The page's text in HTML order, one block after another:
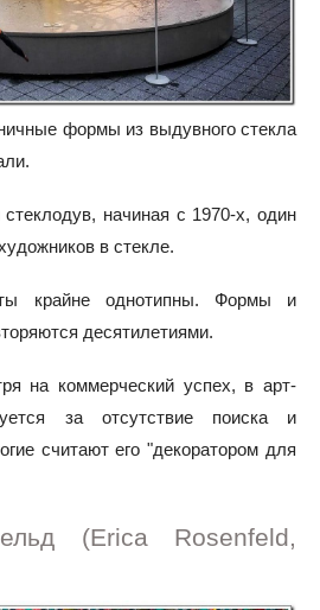
формы из выдувного стекла
начиная с 1970-х, один
в стекле.
крайне однотипны. Формы и
десятилетиями.
на коммерческий успех, в арт-
за отсутствие поиска и
считают его "декоратором для
(Erica Rosenfeld,